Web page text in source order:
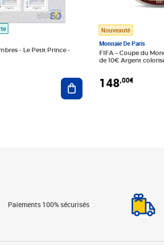
- Le Petit Prince -
Ajouter au panier
Nouveauté
Monnaie De Paris
FIFA – Coupe du
de 10€ Argent
148,00€
Paiements 100% sécurisés